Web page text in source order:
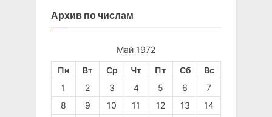
Архив по числам
Май 1972
Пн Вт Ср Чт Пт Сб
Вс
1
2 3 4 5 6
7
8
9 10 11 12 13
14